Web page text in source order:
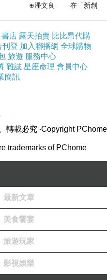
值多少？
情？
造呢？
有人會只往現實裡想
正是可利用的存在價
女祈禱的假像！
會知道，不是嗎？
沒有想要讓誰良心不
了別人做的好事耶~
是了.....
「新創
書店 露天拍賣 比比昂代購
刊登 加入聯播網 全球購物
旅遊 服務中心
雜誌 星座命理 會員中心
簡訊
轉載必究 ‧Copyright PChome
trademarks of PChome
最新文章
美食饗宴
旅遊玩家
影視娛樂